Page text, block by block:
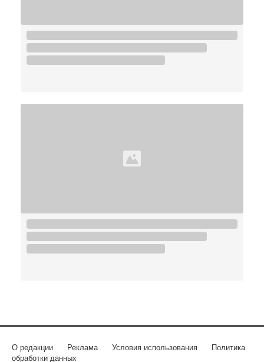
О редакции Реклама Условия использования
Политика
обработки данных